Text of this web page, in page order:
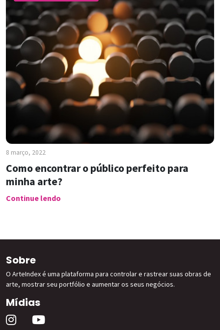
8 março, 2022
Como encontrar o público perfeito para
minha arte?
Continue lendo
Sobre
O ArteIndex é uma plataforma para controlar e rastrear suas obras de
arte, mostrar seu portfólio e aumentar os seus negócios.
Mídias